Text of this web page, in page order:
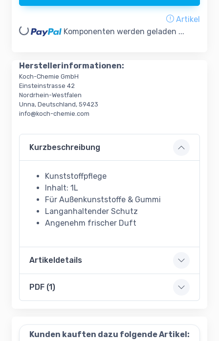
Artikel
Komponenten werden geladen ...
Herstellerinformationen:
Koch-Chemie GmbH
Einsteinstrasse 42
Nordrhein-Westfalen
Unna, Deutschland, 59423
info@koch-chemie.com
Kurzbeschreibung
Kunststoffpflege
Inhalt: 1L
Für Außenkunststoffe & Gummi
Langanhaltender Schutz
Angenehm frischer Duft
Artikeldetails
PDF (1)
Kunden kauften dazu folgende Artikel: